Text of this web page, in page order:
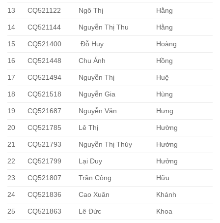
13 CQ521122 Ngô Thị Hằng
14 CQ521144 Nguyễn Thị Thu Hằng
15 CQ521400 Đỗ Huy Hoàng
16 CQ521448 Chu Ánh Hồng
17 CQ521494 Nguyễn Thị Huệ
18 CQ521518 Nguyễn Gia Hùng
19 CQ521687 Nguyễn Văn Hưng
20 CQ521785 Lê Thị Hường
21 CQ521793 Nguyễn Thị Thúy Hường
22 CQ521799 Lại Duy Hưởng
23 CQ521807 Trần Công Hữu
24 CQ521836 Cao Xuân Khánh
25 CQ521863 Lê Đức Khoa